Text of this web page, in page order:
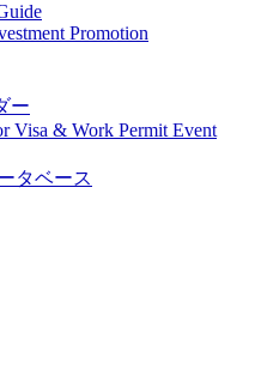
Promotion
ー
Visa & Work Permit Event
タベース